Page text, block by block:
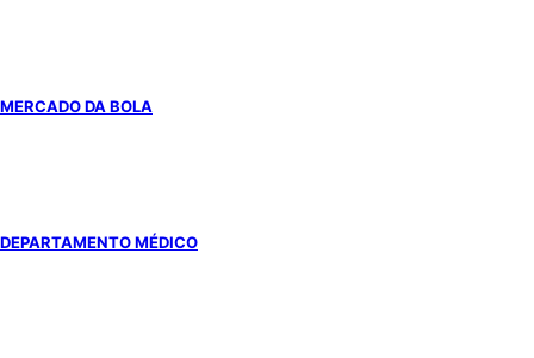
MERCADO DA BOLA
DEPARTAMENTO MÉDICO